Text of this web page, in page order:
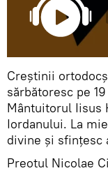
Creștinii
sărbătoresc pe
Mântuitorul Iisus
Iordanului. La
divine și sfințesc
Preotul Nicolae